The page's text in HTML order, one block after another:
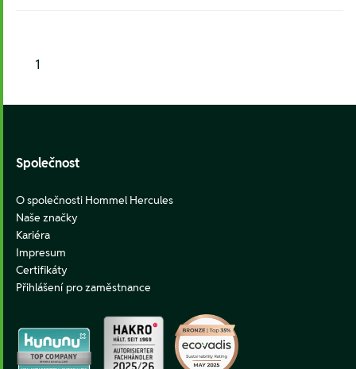
1
Společnost
O společnosti Hommel Hercules
Naše značky
Kariéra
Impresum
Certifikáty
Přihlášení pro zaměstnance